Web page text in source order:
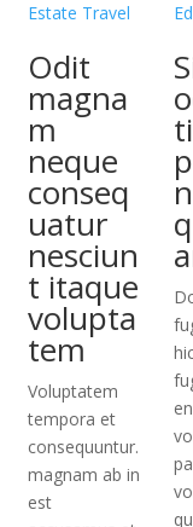
Estate Travel
Odit
magna
m
neque
conseq
uatur
nesciun
t itaque
volupta
tem
Voluptatem
tempora et
consequuntur.
magnam ab in
est
ti